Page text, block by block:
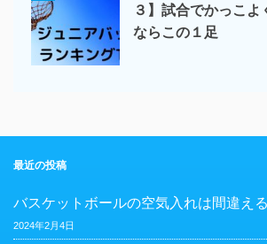
３】試合でかっこよ
ならこの１足
最近の投稿
バスケットボールの空気入れは間違え
2024年2月4日